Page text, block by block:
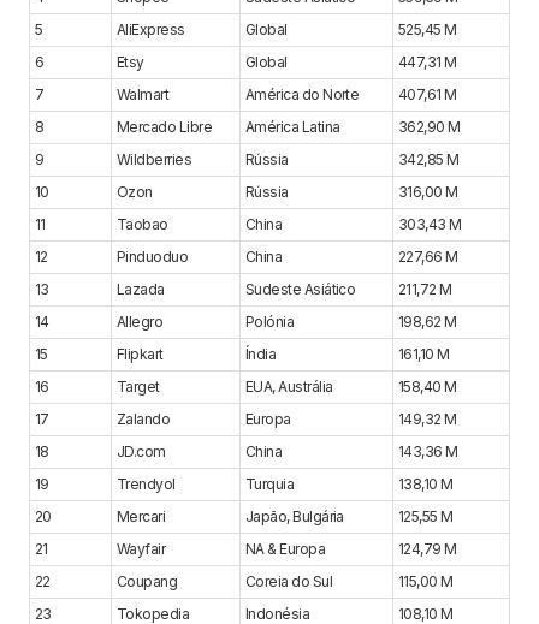
5
AliExpress Global
525,45 M
6
Etsy Global
447,31 M
7
Walmart América do Norte
407,61 M
8
Mercado Libre América Latina
362,90 M
9
Wildberries Rússia
342,85 M
10
Ozon Rússia
316,00 M
11
Taobao China
303,43 M
12
Pinduoduo China
227,66 M
13
Lazada Sudeste Asiático
211,72 M
14
Allegro Polónia
198,62 M
15
Flipkart Índia
161,10 M
16
Target EUA, Austrália
158,40 M
17
Zalando Europa
149,32 M
18
JD.com China
143,36 M
19
Trendyol Turquia
138,10 M
20
Mercari Japão, Bulgária
125,55 M
21
Wayfair NA & Europa
124,79 M
22
Coupang Coreia do Sul
115,00 M
23
Tokopedia Indonésia
108,10 M